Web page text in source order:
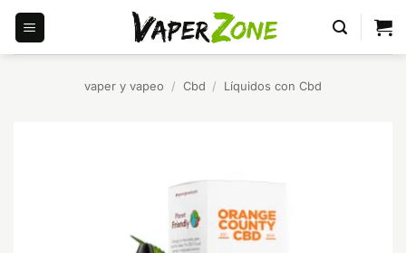
Saltar
contenido
vaper y vapeo / Cbd / Líquidos con Cbd